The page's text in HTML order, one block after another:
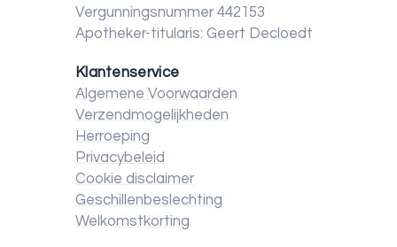
Vergunningsnummer 442153
Apotheker-titularis: Geert Decloedt
Klantenservice
Algemene Voorwaarden
Verzendmogelijkheden
Herroeping
Privacybeleid
Cookie disclaimer
Geschillenbeslechting
Welkomstkorting